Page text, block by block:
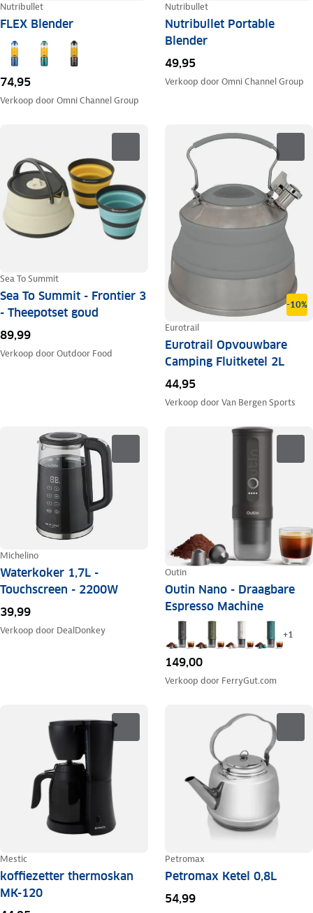
Nutribullet
FLEX Blender
74,95
Verkoop doorOmni Channel Group
Nutribullet
Nutribullet Portable
Blender
49,95
Verkoop doorOmni Channel Group
Sea To Summit
Sea To Summit - Frontier 3
- Theepotset goud
89,99
Verkoop doorOutdoor Food
-10%
Eurotrail
Eurotrail Opvouwbare
Camping Fluitketel 2L
44,95
Verkoop doorVan Bergen Sports
Michelino
Waterkoker 1,7L -
Touchscreen - 2200W
39,99
Verkoop door DealDonkey
Outin
Outin Nano - Draagbare
Espresso Machine
+1
149,00
Verkoop door FerryGut.com
Mestic
koffiezetter thermoskan
MK-120
Petromax
Petromax Ketel 0,8L
54,99